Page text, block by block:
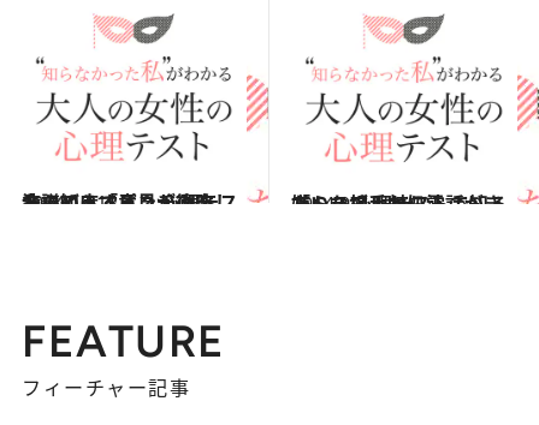
2014.10.18
会議の席で意見が衝突したらどうする？ 心理テストで知る「ピンチ攻略法」
占い 2014.9.6
嫌いな相手から電話がきたら？ 心理テストで知る「トラブル対処法」
占い
FEATURE
フィーチャー記事